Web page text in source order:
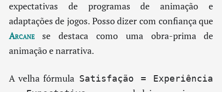
expectativas de programas de animação e
adaptações de jogos. Posso dizer com confiança que
Arcanese destaca como uma obra-prima de
animação e narrativa.
A velha fórmula Satisfação = Experiência